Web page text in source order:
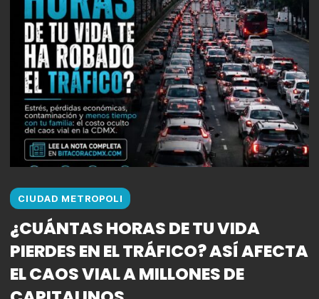
CIUDAD METROPOLI
¿CUÁNTAS HORAS DE TU VIDA
PIERDES EN EL TRÁFICO? ASÍ AFECTA
EL CAOS VIAL A MILLONES DE